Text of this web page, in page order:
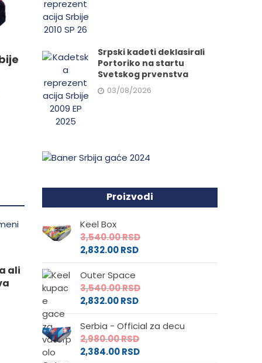
ali
Srpski kadeti deklasirali
Portoriko na startu
Svetskog prvenstva
03/08/2026
Proizvodi
Keel Box
3,540.00RSD
2,832.00RSD
Outer Space
3,540.00RSD
2,832.00RSD
Serbia - Official za decu
2,980.00RSD
2,384.00RSD